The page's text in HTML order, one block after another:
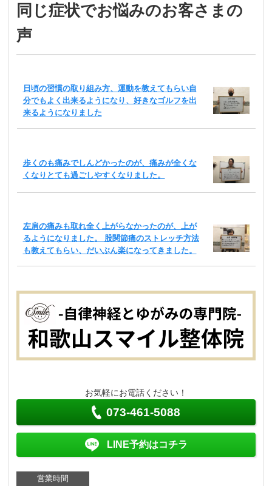
同じ症状でお悩みのお客さまの
声
日頃の習慣の取り組み方、運動を教えてもらい自
分でもよく出来るようになり、好きなゴルフを出
来るようになりました
歩くのも痛みでしんどかったのが、痛みが全くな
くなりとても過ごしやすくなりました。
左肩の痛みも取れ全く上がらなかったのが、上が
るようになりました。 股関節痛のストレッチ方法
も教えてもらい、だいぶん楽になってきました。
お気軽にお電話ください！
073-461-5088
LINE予約はコチラ
営業時間